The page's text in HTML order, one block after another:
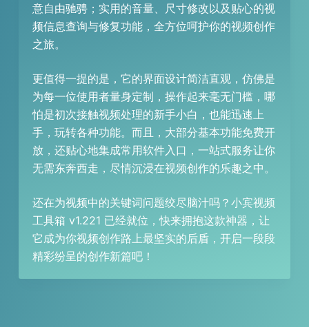
意自由驰骋；实用的音量、尺寸修改以及贴心的视
频信息查询与修复功能，全方位呵护你的视频创作
之旅。
更值得一提的是，它的界面设计简洁直观，仿佛是
为每一位使用者量身定制，操作起来毫无门槛，哪
怕是初次接触视频处理的新手小白，也能迅速上
手，玩转各种功能。而且，大部分基本功能免费开
放，还贴心地集成常用软件入口，一站式服务让你
无需东奔西走，尽情沉浸在视频创作的乐趣之中。
还在为视频中的关键词问题绞尽脑汁吗？小宾视频
工具箱 v1.221 已经就位，快来拥抱这款神器，让
它成为你视频创作路上最坚实的后盾，开启一段段
精彩纷呈的创作新篇吧！